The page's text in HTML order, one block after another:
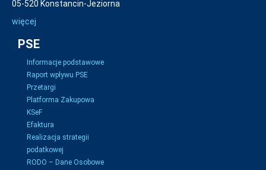
05-520 Konstancin-Jeziorna
więcej
PSE
Informacje podstawowe
Raport wpływu PSE
Przetargi
Platforma Zakupowa
KSeF
Efaktura
Realizacja strategii
podatkowej
RODO – Dane Osobowe